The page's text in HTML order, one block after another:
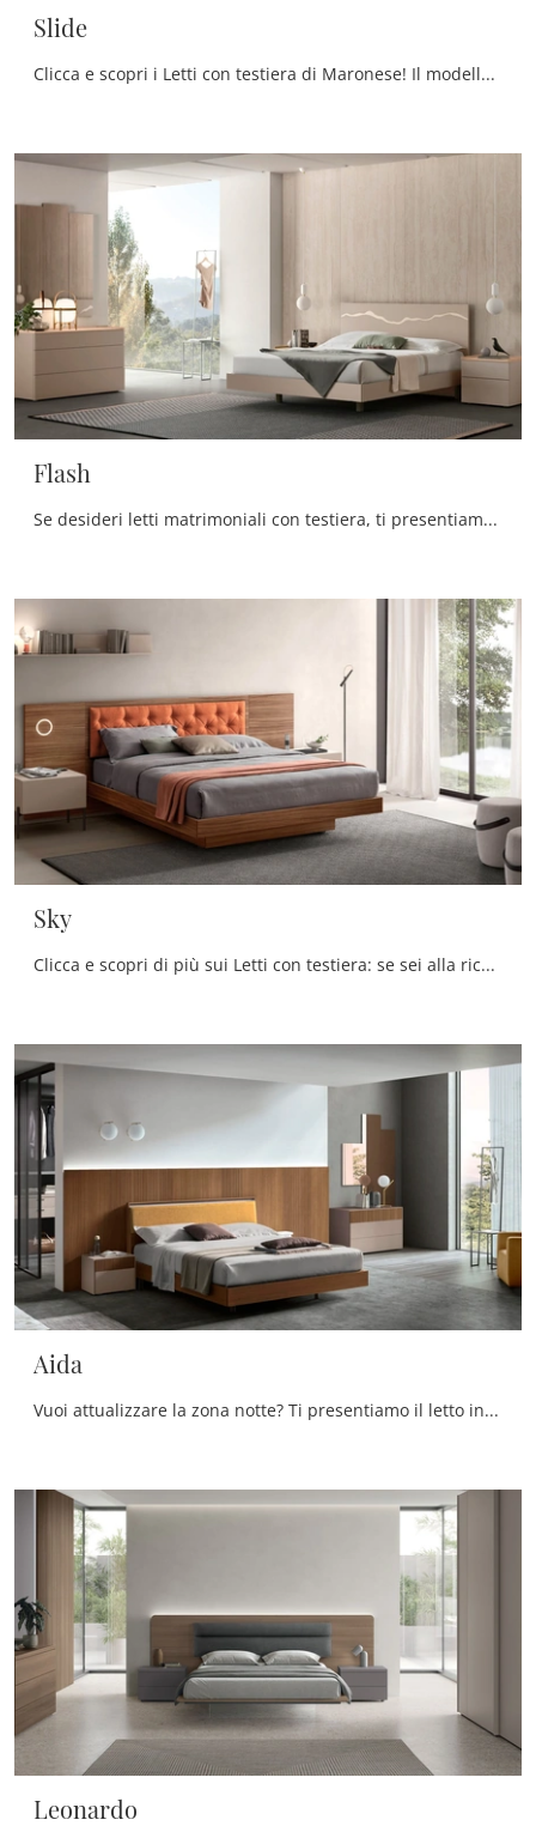
Slide
Clicca e scopri i Letti con testiera di Maronese! Il modello Slide in melaminico ti sta aspettando nelle versioni matrimoniali.
Flash
Se desideri letti matrimoniali con testiera, ti presentiamo il modello Flash in melaminico per valorizzare la camera da letto.
Sky
Clicca e scopri di più sui Letti con testiera: se sei alla ricerca di modelli matrimoniali moderni, il modello Sky Maronese fa per te.
Aida
Vuoi attualizzare la zona notte? Ti presentiamo il letto in melaminico Aida di Maronese per spazi moderni.
Leonardo